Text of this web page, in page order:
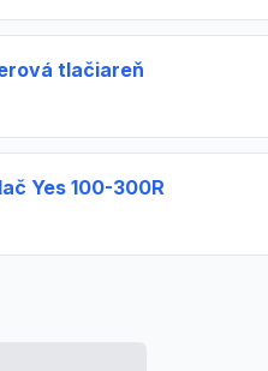
tlačiareň
Yes 100-300R